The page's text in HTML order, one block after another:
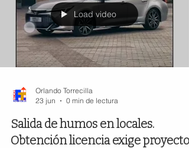
Load video
Orlando Torrecilla
23 jun
0 min de lectura
Salida de humos en locales.
Obtención licencia exige proyecto